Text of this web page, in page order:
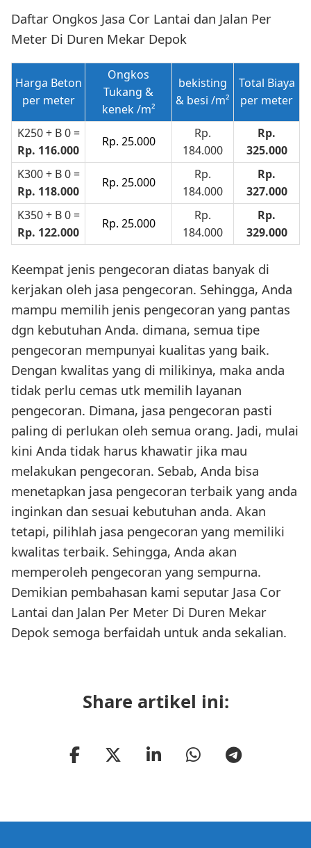
Daftar Ongkos Jasa Cor Lantai dan Jalan Per
Meter Di Duren Mekar Depok
Harga Beton
per meter
Ongkos
Tukang &
kenek /m²
bekisting
& besi /m²
Total Biaya
per meter
K250 + B 0 =
Rp. 116.000
Rp. 25.000
Rp.
184.000
Rp.
325.000
K300 + B 0 =
Rp. 118.000
Rp. 25.000
Rp.
184.000
Rp.
327.000
K350 + B 0 =
Rp. 122.000
Rp. 25.000
Rp.
184.000
Rp.
329.000
Keempat jenis pengecoran diatas banyak di
kerjakan oleh jasa pengecoran. Sehingga, Anda
mampu memilih jenis pengecoran yang pantas
dgn kebutuhan Anda. dimana, semua tipe
pengecoran mempunyai kualitas yang baik.
Dengan kwalitas yang di milikinya, maka anda
tidak perlu cemas utk memilih layanan
pengecoran. Dimana, jasa pengecoran pasti
paling di perlukan oleh semua orang. Jadi, mulai
kini Anda tidak harus khawatir jika mau
melakukan pengecoran. Sebab, Anda bisa
menetapkan jasa pengecoran terbaik yang anda
inginkan dan sesuai kebutuhan anda. Akan
tetapi, pilihlah jasa pengecoran yang memiliki
kwalitas terbaik. Sehingga, Anda akan
memperoleh pengecoran yang sempurna.
Demikian pembahasan kami seputar Jasa Cor
Lantai dan Jalan Per Meter Di Duren Mekar
Depok semoga berfaidah untuk anda sekalian.
Share artikel ini: